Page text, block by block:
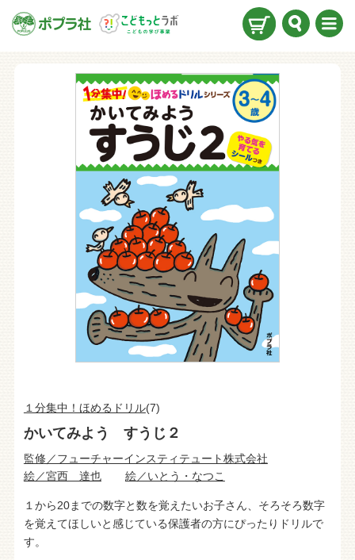
１分集中！ほめるドリル(7)
かいてみよう すうじ２
監修／フューチャーインスティテュート株式会社
絵／宮西 達也
絵／いとう・なつこ
１から20までの数字と数を覚えたいお子さん、そろそろ数字
を覚えてほしいと感じている保護者の方にぴったりドリルで
す。